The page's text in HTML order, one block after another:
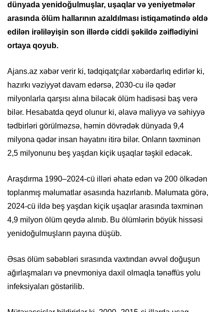
dünyada yenidoğulmuşlar, uşaqlar və yeniyetmələr
arasında ölüm hallarının azaldılması istiqamətində əldə
edilən irəliləyişin son illərdə ciddi şəkildə zəiflədiyini
ortaya qoyub.
Ajans.az xəbər verir ki, tədqiqatçılar xəbərdarlıq edirlər ki,
hazırkı vəziyyət davam edərsə, 2030-cu ilə qədər
milyonlarla qarşısı alına biləcək ölüm hadisəsi baş verə
bilər. Hesabatda qeyd olunur ki, əlavə maliyyə və səhiyyə
tədbirləri görülməzsə, həmin dövrədək dünyada 9,4
milyona qədər insan həyatını itirə bilər. Onların təxminən
2,5 milyonunu beş yaşdan kiçik uşaqlar təşkil edəcək.
Araşdırma 1990–2024-cü illəri əhatə edən və 200 ölkədən
toplanmış məlumatlar əsasında hazırlanıb. Məlumata görə,
2024-cü ildə beş yaşdan kiçik uşaqlar arasında təxminən
4,9 milyon ölüm qeydə alınıb. Bu ölümlərin böyük hissəsi
yenidoğulmuşların payına düşüb.
Əsas ölüm səbəbləri sırasında vaxtından əvvəl doğuşun
ağırlaşmaları və pnevmoniya daxil olmaqla tənəffüs yolu
infeksiyaları göstərilib.